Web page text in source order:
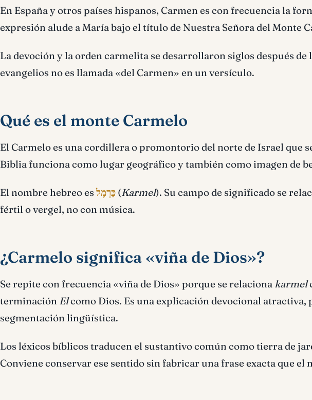
En España y otros países hispanos, Carmen es con frecuencia la
expresión alude a María bajo el título de Nuestra Señora del Monte
La devoción y la orden carmelita se desarrollaron siglos después de
evangelios no es llamada «del Carmen» en un versículo.
Qué es el monte Carmelo
El Carmelo es una cordillera o promontorio del norte de Israel que
Biblia funciona como lugar geográfico y también como imagen de
El nombre hebreo esכַּרְמֶל (Karmel). Su campo de significado se
fértil o vergel, no con música.
¿Carmelo significa «viña de Dios»?
Se repite con frecuencia «viña de Dios» porque se relaciona karmel
terminación Elcomo Dios. Es una explicación devocional atractiva,
segmentación lingüística.
Los léxicos bíblicos traducen el sustantivo común como tierra de
Conviene conservar ese sentido sin fabricar una frase exacta que el